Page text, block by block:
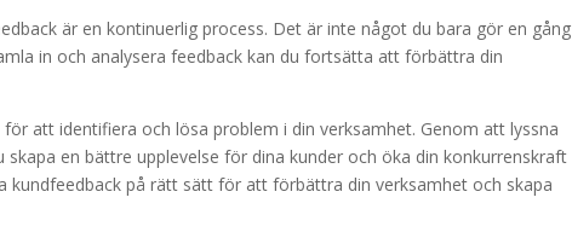
är en kontinuerlig process. Det är inte något du bara gör en gång
in och analysera feedback kan du fortsätta att förbättra din
att identifiera och lösa problem i din verksamhet. Genom att lyssna
en bättre upplevelse för dina kunder och öka din konkurrenskraft
kundfeedback på rätt sätt för att förbättra din verksamhet och skapa